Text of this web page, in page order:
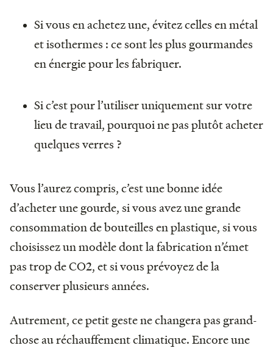
Si vous en achetez une, évitez celles en métal
et isothermes : ce sont les plus gourmandes
en énergie pour les fabriquer.
Si c’est pour l’utiliser uniquement sur votre
lieu de travail, pourquoi ne pas plutôt acheter
quelques verres ?
Vous l’aurez compris, c’est une bonne idée
d’acheter une gourde, si vous avez une grande
consommation de bouteilles en plastique, si vous
choisissez un modèle dont la fabrication n’émet
pas trop de CO2, et si vous prévoyez de la
conserver plusieurs années.
Autrement, ce petit geste ne changera pas grand-
chose au réchauffement climatique. Encore une